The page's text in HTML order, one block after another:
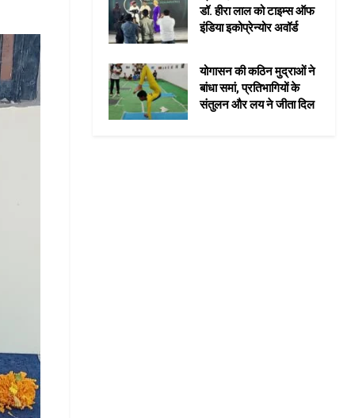
डॉ. हीरा लाल को टाइम्स ऑफ
इंडिया इकोप्रेन्योर अवॉर्ड
योगासन की कठिन मुद्राओं ने
बांधा समां, प्रतिभागियों के
संतुलन और लय ने जीता दिल